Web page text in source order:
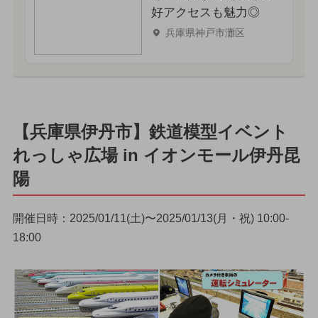
好アクセスも魅力◎
兵庫県神戸市灘区
【兵庫県伊丹市】鉄道模型イベント
れっしゃ広場 in イオンモール伊丹昆
陽
開催日時：2025/01/11(土)〜2025/01/13(月・祝) 10:00-
18:00